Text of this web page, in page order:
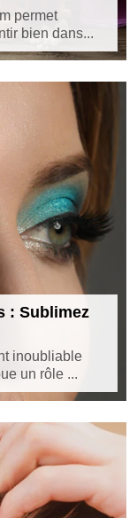
permet
bien dans...
: Sublimez
inoubliable
un rôle ...